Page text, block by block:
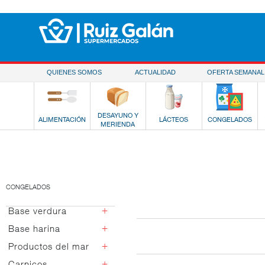
QUIENES SOMOS ACTUALIDAD OFERTA SEMANAL
ALIMENTACIÓN
DESAYUNO Y
MERIENDA
LÁCTEOS CONGELADOS
CONGELADOS
Base verdura +
Verduras basicas
Salteados verdura
Verduras
Base harina +
Pizzas
Snacks
Productos del mar +